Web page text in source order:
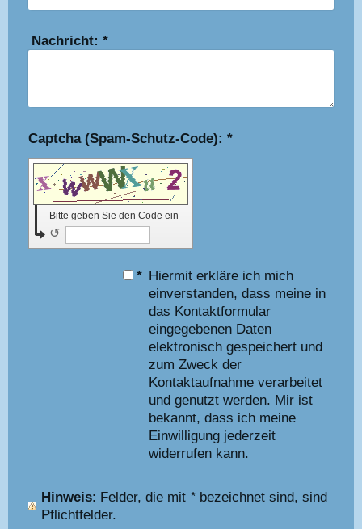
Nachricht: *
Captcha (Spam-Schutz-Code): *
Bitte geben Sie den Code ein
↺
* Hiermit erkläre ich mich
einverstanden, dass meine in
das Kontaktformular
eingegebenen Daten
elektronisch gespeichert und
zum Zweck der
Kontaktaufnahme verarbeitet
und genutzt werden. Mir ist
bekannt, dass ich meine
Einwilligung jederzeit
widerrufen kann.
Hinweis : Felder, die mit * bezeichnet sind, sind
Pflichtfelder.